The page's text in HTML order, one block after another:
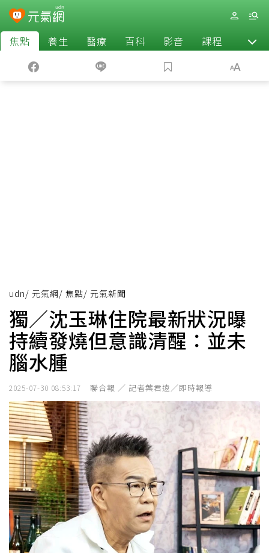
焦點 養生 醫療 百科 影音 課程 退休
udn/ 元氣網/ 焦點/ 元氣新聞
獨／沈玉琳住院最新狀況曝
持續發燒但意識清醒：並未
腦水腫
2025-07-30 08:53:17 聯合報 ／ 記者葉君遠／即時報導